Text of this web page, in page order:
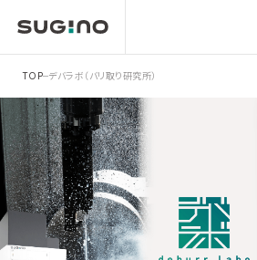
TOP デバラボ（バリ取り研究所）